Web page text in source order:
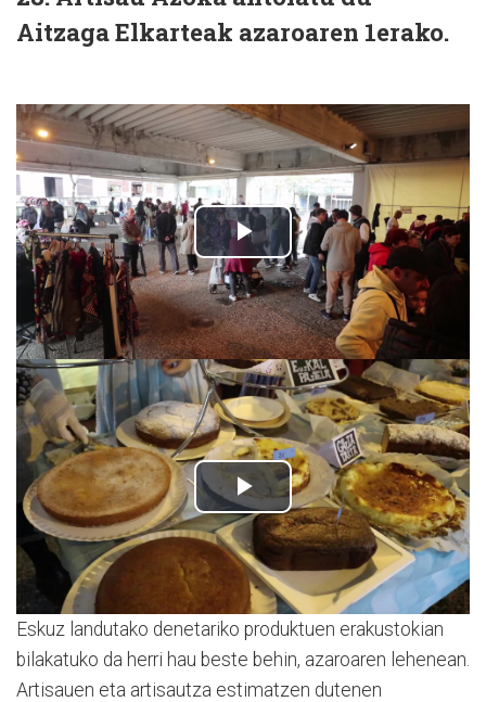
Aitzaga Elkarteak azaroaren 1erako.
Eskuz landutako denetariko produktuen erakustokian
bilakatuko da herri hau beste behin, azaroaren lehenean.
Artisauen eta artisautza estimatzen dutenen